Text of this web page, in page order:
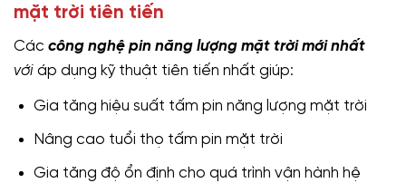
mặt trời tiên tiến
Các công nghệ pin năng lượng mặt trời mới nhất
với áp dụng kỹ thuật tiên tiến nhất giúp:
Gia tăng hiệu suất tấm pin năng lượng mặt trời
Nâng cao tuổi thọ tấm pin mặt trời
Gia tăng độ ổn định cho quá trình vận hành hệ